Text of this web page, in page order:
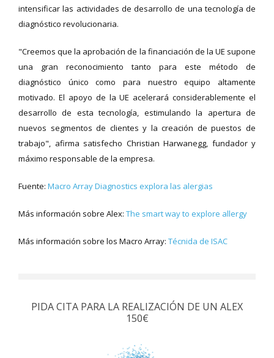
intensificar las actividades de desarrollo de una tecnología de
diagnóstico revolucionaria.
"Creemos que la aprobación de la financiación de la UE supone
una gran reconocimiento tanto para este método de
diagnóstico único como para nuestro equipo altamente
motivado. El apoyo de la UE acelerará considerablemente el
desarrollo de esta tecnología, estimulando la apertura de
nuevos segmentos de clientes y la creación de puestos de
trabajo", afirma satisfecho Christian Harwanegg, fundador y
máximo responsable de la empresa.
Fuente: Macro Array Diagnostics explora las alergias
Más información sobre Alex: The smart way to explore allergy
Más información sobre los Macro Array: Técnida de ISAC
PIDA CITA PARA LA REALIZACIÓN DE UN ALEX
150€